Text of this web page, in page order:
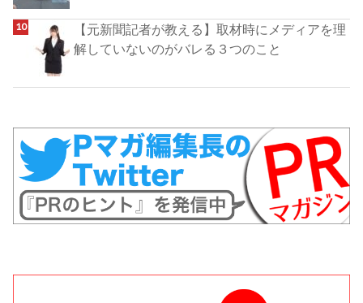
【元新聞記者が教える】取材時にメディアを理
解していないのがバレる３つのこと